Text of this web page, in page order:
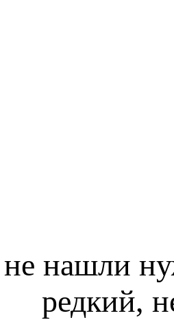
нашли
редкий,